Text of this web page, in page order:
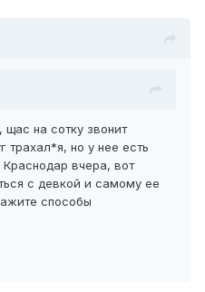
на сотку звонит
трахал*я, но у нее есть
вчера, вот
с девкой и самому ее
способы